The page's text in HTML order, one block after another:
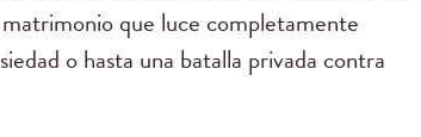
que luce completamente
o hasta una batalla privada contra